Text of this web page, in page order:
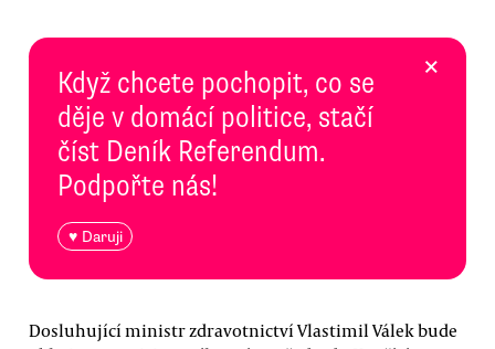
Když chcete pochopit, co se
děje v domácí politice, stačí
číst Deník Referendum.
Podpořte nás!
♥ Daruji
×
Dosluhující ministr zdravotnictví Vlastimil Válek bude